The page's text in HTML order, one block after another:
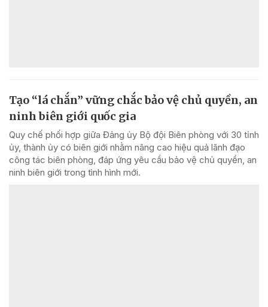
Tạo “lá chắn” vững chắc bảo vệ chủ quyền, an
ninh biên giới quốc gia
Quy chế phối hợp giữa Đảng ủy Bộ đội Biên phòng với 30 tỉnh
ủy, thành ủy có biên giới nhằm nâng cao hiệu quả lãnh đạo
công tác biên phòng, đáp ứng yêu cầu bảo vệ chủ quyền, an
ninh biên giới trong tình hình mới.